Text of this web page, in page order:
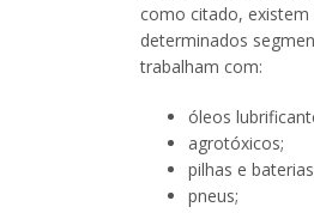
como citado,
determinados
trabalham com:
óleos
agrotóxicos;
pilhas e
pneus;